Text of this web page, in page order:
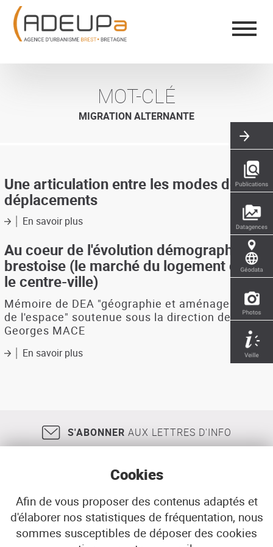
Aller
contenu
principal
MOT-CLÉ
MIGRATION ALTERNANTE
Une articulation entre les modes de
déplacements
En savoir plussur
articulation
entre
les
modes
déplacements
Au coeur de l'évolution démographique
brestoise (le marché du logement dans
le centre-ville)
Mémoire de DEA "géographie et aménagement
de l'espace" soutenue sous la direction de
Georges MACE
En savoir plussur
brestoise
(le
marché
logement
le
centre-
ville)
S'ABONNER AUX LETTRES D'INFO
18, rue Jean Jaurès 29200 BREST
02 98 33 51 71
CONTACT
Panneau de gestion des cookies
Cookies
Afin de vous proposer des contenus adaptés et
d'élaborer nos statistiques de fréquentation, nous
sommes susceptibles de déposer des cookies